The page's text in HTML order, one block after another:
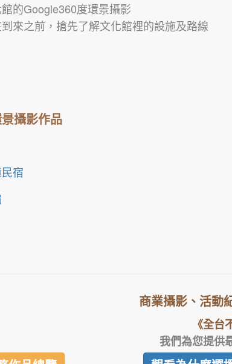
的Google360度環景攝影
來之前，搶先了解文化館裡的設施及路線
攝影作品
宿
商業攝影、活動
《全台
我們為您提供